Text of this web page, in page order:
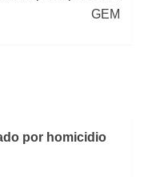
GEM
por homicidio